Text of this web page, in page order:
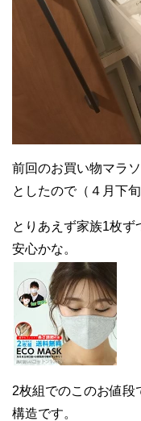
前回のお買い物マラ
としたので（４月下旬
とりあえず家族1枚
安心かな。
2枚組でのこのお値段
構造です。